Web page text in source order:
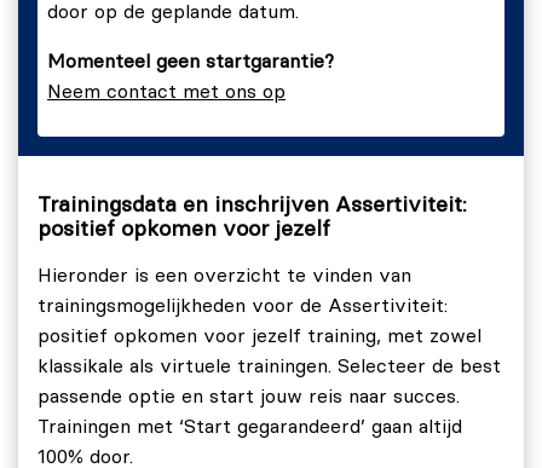
door op de geplande datum.
Momenteel geen startgarantie?
Neem contact met ons op
Trainingsdata en inschrijven Assertiviteit:
positief opkomen voor jezelf
Hieronder is een overzicht te vinden van
trainingsmogelijkheden voor de Assertiviteit:
positief opkomen voor jezelf training, met zowel
klassikale als virtuele trainingen. Selecteer de best
passende optie en start jouw reis naar succes.
Trainingen met ‘Start gegarandeerd’ gaan altijd
100% door.